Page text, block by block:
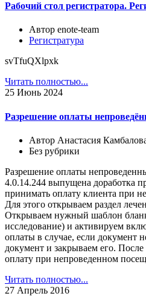
Рабочий стол регистратора.
Автор enote-team
Регистратура
svTfuQXlpxk
Читать полностью...
25 Июнь 2024
Разрешение оплаты
Автор Анастасия
Без рубрики
Разрешение оплаты
4.0.14.244 выпущена доработка
принимать оплату клиента при
Для этого открываем раздел
Открываем нужный шаблон
исследование) и активируем
оплаты в случае, если документ
документ и закрываем его.
оплату при непроведенном
Читать полностью...
27 Апрель 2016